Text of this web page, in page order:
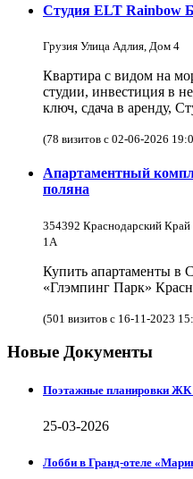
Студия ELT Rainbow
Грузия Улица Адлия, Дом 4
Квартира с видом на
студии, инвестиция в
ключ, сдача в аренду,
(78 визитов с 02-06-2026
Апартаментный
поляна
354392 Краснодарский Край
1А
Купить апартаменты в
«Глэмпинг Парк»
(501 визитов с 16-11-2023
Новые Документы
Поэтажные планировки
25-03-2026
Лобби в Гранд-отеле